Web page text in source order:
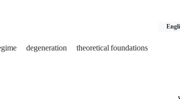
degeneration theoretical foundations